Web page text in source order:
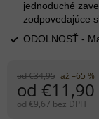
od €34,95 až –65 %
od €11,90
od €9,67 bez DPH
jednoduché
zodpovedajúce
ODOLNOSŤ -